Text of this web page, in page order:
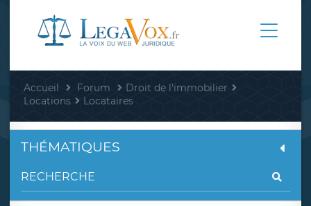
Accueil Forum
Droit de l'immobilier
Locations
Locataires
THÉMATIQUES